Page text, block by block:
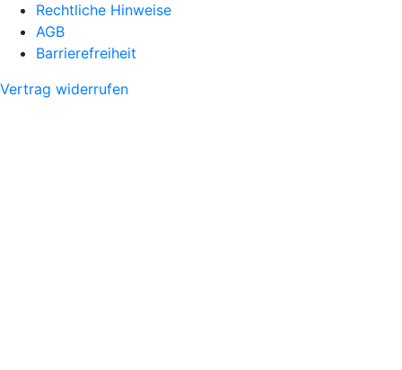
Rechtliche Hinweise
AGB
Barrierefreiheit
Vertrag widerrufen